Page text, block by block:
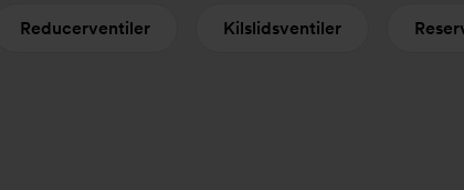
Reducerventiler Kilslidsventiler